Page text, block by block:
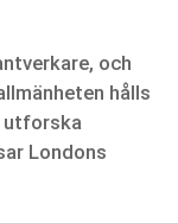
och
hålls
utforska
Londons